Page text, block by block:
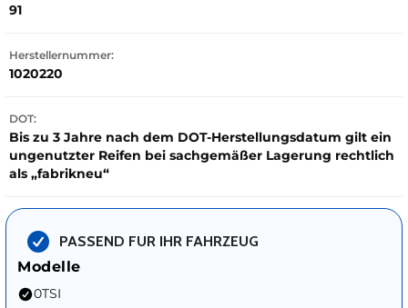
91
Herstellernummer:
1020220
DOT:
Bis zu 3 Jahre nach dem DOT-Herstellungsdatum gilt ein
ungenutzter Reifen bei sachgemäßer Lagerung rechtlich
als „fabrikneu“
PASSEND FUR IHR FAHRZEUG
Modelle
0TSI